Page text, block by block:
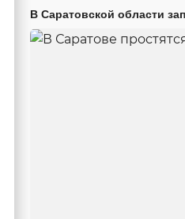
В Саратовской области